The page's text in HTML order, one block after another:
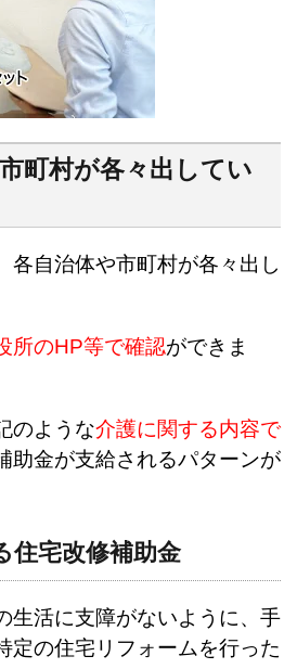
町村が各々出してい
各自治体や市町村が各々出し
所のHP等で確認ができま
のような介護に関する内容で
助金が支給されるパターンが
住宅改修補助金
生活に支障がないように、手
定の住宅リフォームを行った